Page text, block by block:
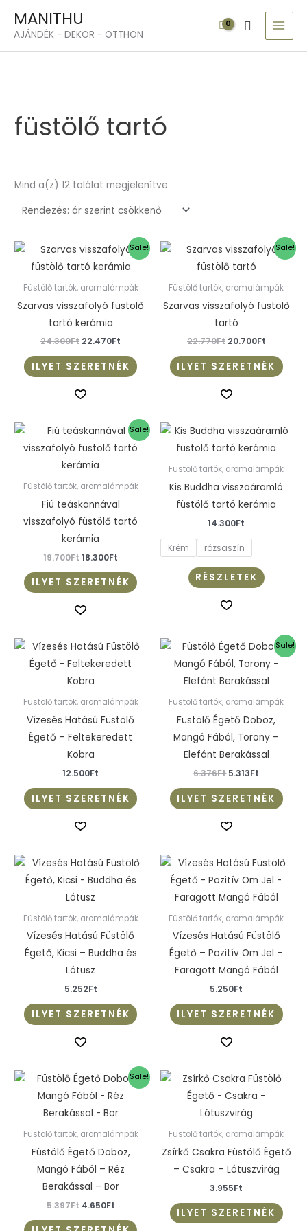
content
MANITHU
AJÁNDÉK - DEKOR - OTTHON Search
füstölő tartó
Mind a(z) 12 találat megjelenítve
Sorted
Sale!
Füstölő tartók, aromalámpák
Szarvas visszafolyó füstölő
tartó kerámia
24.300Ft
Original
price
was:
22.470Ft
Current
price
is:
ILYET SZERETNÉK
Sale!
Füstölő tartók, aromalámpák
Szarvas visszafolyó füstölő
tartó
22.770Ft
Original
price
was:
20.700Ft
Current
price
ILYET SZERETNÉK
Sale!
Füstölő tartók, aromalámpák
Fiú teáskannával
visszafolyó füstölő tartó
kerámia
19.700Ft
Original
price
was:
19.700Ft.
18.300Ft
Current
price
is:
ILYET SZERETNÉK
Füstölő tartók, aromalámpák
Kis Buddha visszaáramló
füstölő tartó kerámia
14.300Ft
Krém rózsaszín
RÉSZLETEK
Ennek
a
több
Füstölő tartók, aromalámpák
Vízesés Hatású Füstölő
Égető – Feltekeredett
Kobra
12.500Ft
ILYET SZERETNÉK
Sale!
Füstölő tartók, aromalámpák
Füstölő Égető Doboz,
Mangó Fából, Torony –
Elefánt Berakással
6.376Ft
Original
price
was:
6.376Ft.
5.313Ft
Current
price
is:
5.313Ft.
ILYET SZERETNÉK
Füstölő tartók, aromalámpák
Vízesés Hatású Füstölő
Égető, Kicsi – Buddha és
Lótusz
5.252Ft
ILYET SZERETNÉK
Füstölő tartók, aromalámpák
Vízesés Hatású Füstölő
Égető – Pozitív Om Jel –
Faragott Mangó Fából
5.250Ft
ILYET SZERETNÉK
Sale!
Füstölő tartók, aromalámpák
Füstölő Égető Doboz,
Mangó Fából – Réz
Berakással – Bor
5.397Ft
Original
price
was:
5.397Ft.
4.650Ft
Current
price
is:
Füstölő tartók, aromalámpák
Zsírkő Csakra Füstölő Égető
– Csakra – Lótuszvirág
3.955Ft
ILYET SZERETNÉK